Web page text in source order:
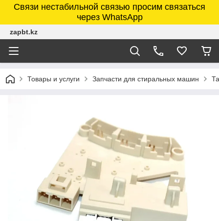
Связи нестабильной связью просим связаться
через WhatsApp
zapbt.kz
Товары и услуги Запчасти для стиральных машин